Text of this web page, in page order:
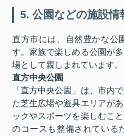
5. 公園などの施設情
直方市には、自然豊かな公
す。家族で楽しめる公園が
場として親しまれています。
直方中央公園
「直方中央公園」は、市内
た芝生広場や遊具エリアが
ックやスポーツを楽しむこ
のコースも整備されている